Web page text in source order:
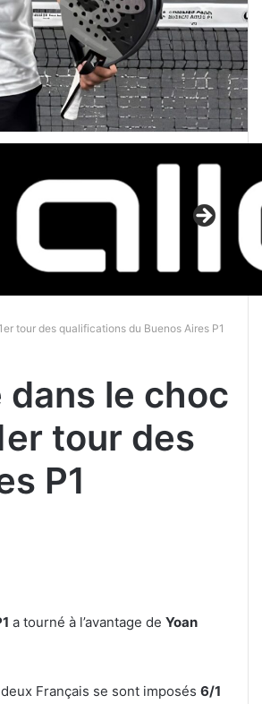
tour des qualifications du Buenos Aires P1
dans le choc
tour des
P1
a tourné à l’avantage de Yoan
Français se sont imposés 6/1